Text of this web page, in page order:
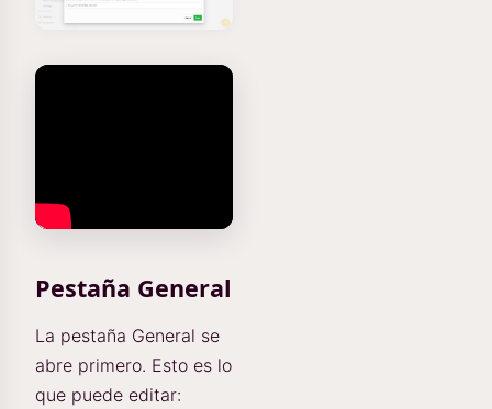
Pestaña General
La pestaña General se
abre primero. Esto es lo
que puede editar: